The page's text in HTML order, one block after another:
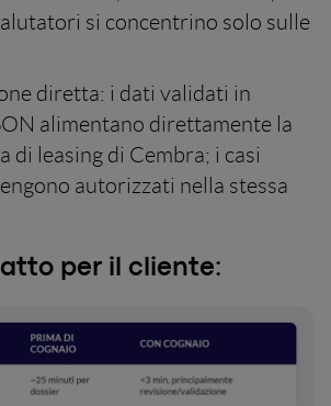
si concentrino solo sulle
diretta: i dati validati in
alimentano direttamente la
di leasing di Cembra; i casi
autorizzati nella stessa
per il cliente: